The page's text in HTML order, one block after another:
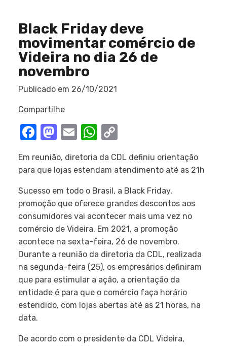
Black Friday deve
movimentar comércio de
Videira no dia 26 de
novembro
Publicado em 26/10/2021
Compartilhe
Facebook
Mastodon
EmailWhatsApp
Em reunião, diretoria da CDL definiu orientação
para que lojas estendam atendimento até as 21h
Sucesso em todo o Brasil, a Black Friday,
promoção que oferece grandes descontos aos
consumidores vai acontecer mais uma vez no
comércio de Videira. Em 2021, a promoção
acontece na sexta-feira, 26 de novembro.
Durante a reunião da diretoria da CDL, realizada
na segunda-feira (25), os empresários definiram
que para estimular a ação, a orientação da
entidade é para que o comércio faça horário
estendido, com lojas abertas até as 21 horas, na
data.
De acordo com o presidente da CDL Videira,